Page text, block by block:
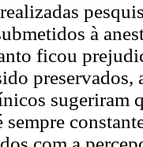
à
ficou
preservados,
sugeriram
sempre